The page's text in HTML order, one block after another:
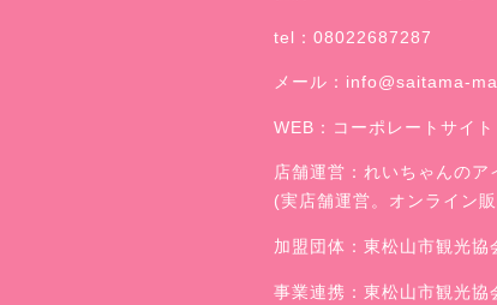
tel：08022687287
メール： info@saitama-
WEB： コーポレートサイト
店舗運営：れいちゃんのア
(実店舗運営。オンライン
加盟団体：東松山市観光協
事業連携：東松山市観光協